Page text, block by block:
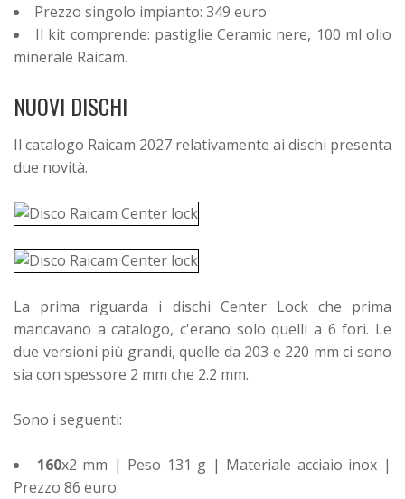
Prezzo singolo impianto: 349 euro
Il kit comprende: pastiglie Ceramic nere, 100 ml olio
minerale Raicam.
NUOVI DISCHI
Il catalogo Raicam 2027 relativamente ai dischi presenta
due novità.
La prima riguarda i dischi Center Lock che prima
mancavano a catalogo, c'erano solo quelli a 6 fori. Le
due versioni più grandi, quelle da 203 e 220 mm ci sono
sia con spessore 2 mm che 2.2 mm.
Sono i seguenti:
160x2 mm | Peso 131 g | Materiale acciaio inox |
Prezzo 86 euro.